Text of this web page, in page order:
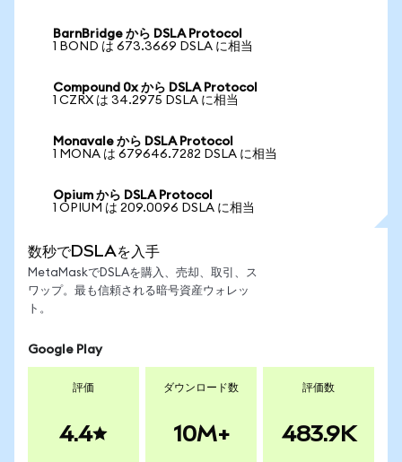
BarnBridge から DSLA Protocol
1 BOND は 673.3669 DSLA に相当
Compound 0x から DSLA Protocol
1 CZRX は 34.2975 DSLA に相当
Monavale から DSLA Protocol
1 MONA は 679646.7282 DSLA に相当
Opium から DSLA Protocol
1 OPIUM は 209.0096 DSLA に相当
数秒でDSLAを入手
MetaMaskでDSLAを購入、売却、取引、ス
ワップ。最も信頼される暗号資産ウォレッ
ト。
Google Play
評価
4.4
ダウンロード数
10M+
評価数
483.9K